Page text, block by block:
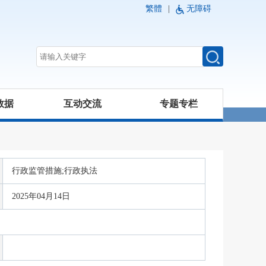
繁體 无障碍
据 互动交流 专题专栏
行政监管措施;行政执法
2025年04月14日